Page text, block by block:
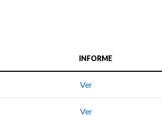
INFORME
Ver
Ver